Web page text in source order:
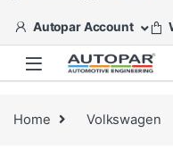
Autopar Account
Home Volkswagen